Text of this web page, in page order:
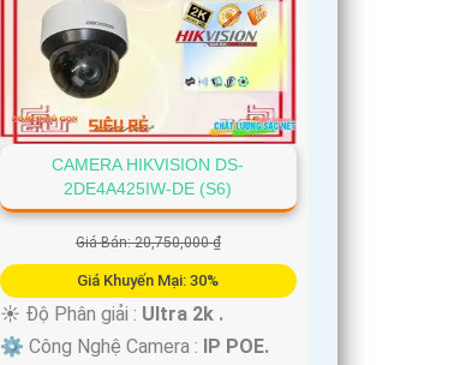
CAMERA HIKVISION DS-
2DE4A425IW-DE (S6)
Giá Bán: 20,750,000 ₫
Giá Khuyến Mại: 30%
☀️ Độ Phân giải : Ultra 2k .
⚙ Công Nghệ Camera : IP POE.